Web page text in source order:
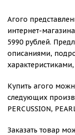
Агого
интернет-
5990 рублей.
описаниями,
Купить агого
следующих
PERCUSSION,
Заказать товар